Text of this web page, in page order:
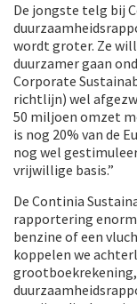
De jongste telg bij
wordt groter. Ze
duurzamer gaan
Corporate
richtlijn) wel
50 miljoen omzet
is nog 20% van de
nog wel
vrijwillige basis.”
De Continia
rapportering
benzine of een
koppelen we